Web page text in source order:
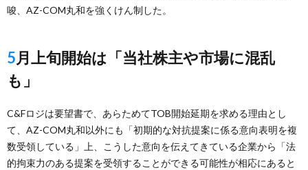
唆、AZ-COM丸和を強くけん制した。
5月上旬開始は「当社株主や市場に混乱
も」
C&Fロジは要望書で、あらためてTOB開始延期を求める理由とし
て、AZ-COM丸和以外にも「初期的な対抗提案に係る意向表明を複
数受領している」上、こうした意向を伝えてきている企業から「法
的拘束力のある提案を受領することができる可能性が相応にあると